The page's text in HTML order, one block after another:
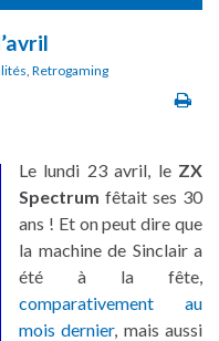
, Retrogaming
Le lundi 23 avril, le ZX
Spectrum fêtait ses 30
ans ! Et on peut dire que
la machine de Sinclair a
été à la fête,
comparativement au
mois dernier, mais aussi